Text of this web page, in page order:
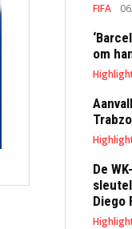
FIFA
om
De
Diego